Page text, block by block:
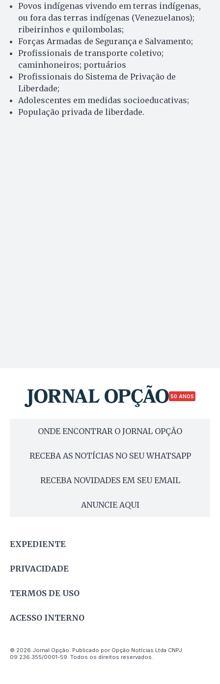
Povos indígenas vivendo em terras indígenas,
ou fora das terras indígenas (Venezuelanos);
ribeirinhos e quilombolas;
Forças Armadas de Segurança e Salvamento;
Profissionais de transporte coletivo;
caminhoneiros; portuários
Profissionais do Sistema de Privação de
Liberdade;
Adolescentes em medidas socioeducativas;
População privada de liberdade.
50 ANOS
ONDE ENCONTRAR O JORNAL OPÇÃO
RECEBA AS NOTÍCIAS NO SEU WHATSAPP
RECEBA NOVIDADES EM SEU EMAIL
ANUNCIE AQUI
EXPEDIENTE
PRIVACIDADE
TERMOS DE USO
ACESSO INTERNO
© 2026 Jornal Opção. Publicado por Opção Notícias Ltda CNPJ
09.236.355/0001-59. Todos os direitos reservados.